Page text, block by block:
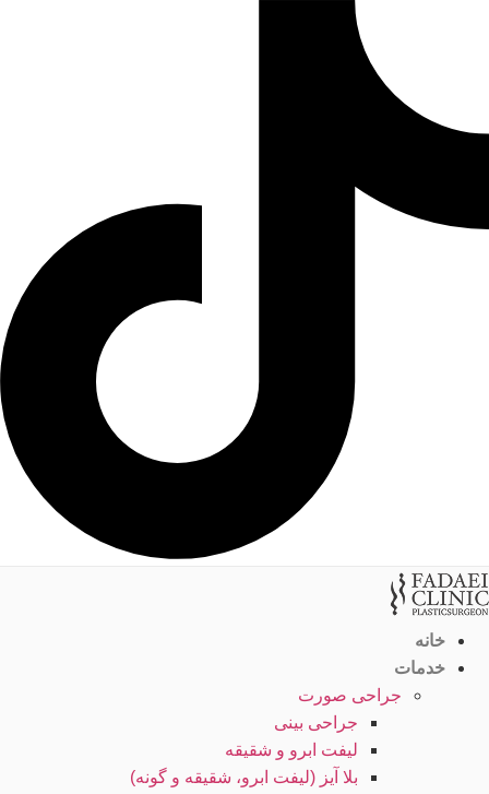
خانه
خدمات
جراحی صورت
جراحی بینی
لیفت ابرو و شقیقه
بلا آیز (لیفت ابرو، شقیقه و گونه)